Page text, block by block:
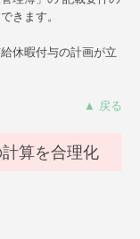
きます。
休暇付与の計画が立
▲ 戻る
算を合理化